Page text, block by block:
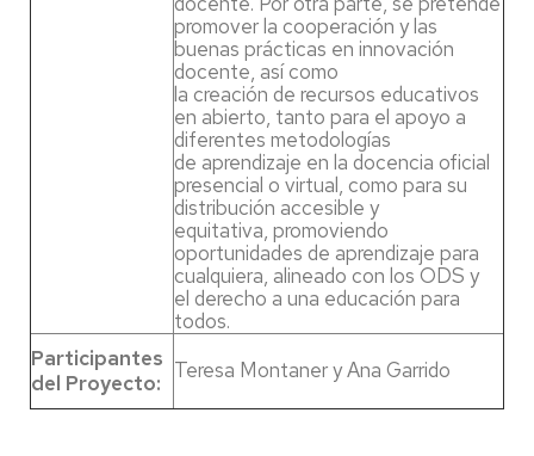
promover la cooperación y las
buenas prácticas en innovación
docente, así como
la creación de recursos educativos
en abierto, tanto para el apoyo a
diferentes metodologías
de aprendizaje en la docencia oficial
presencial o virtual, como para su
distribución accesible y
equitativa, promoviendo
oportunidades de aprendizaje para
cualquiera, alineado con los ODS y
el derecho a una educación para
todos.
Participantes
del Proyecto: Teresa Montaner y Ana Garrido